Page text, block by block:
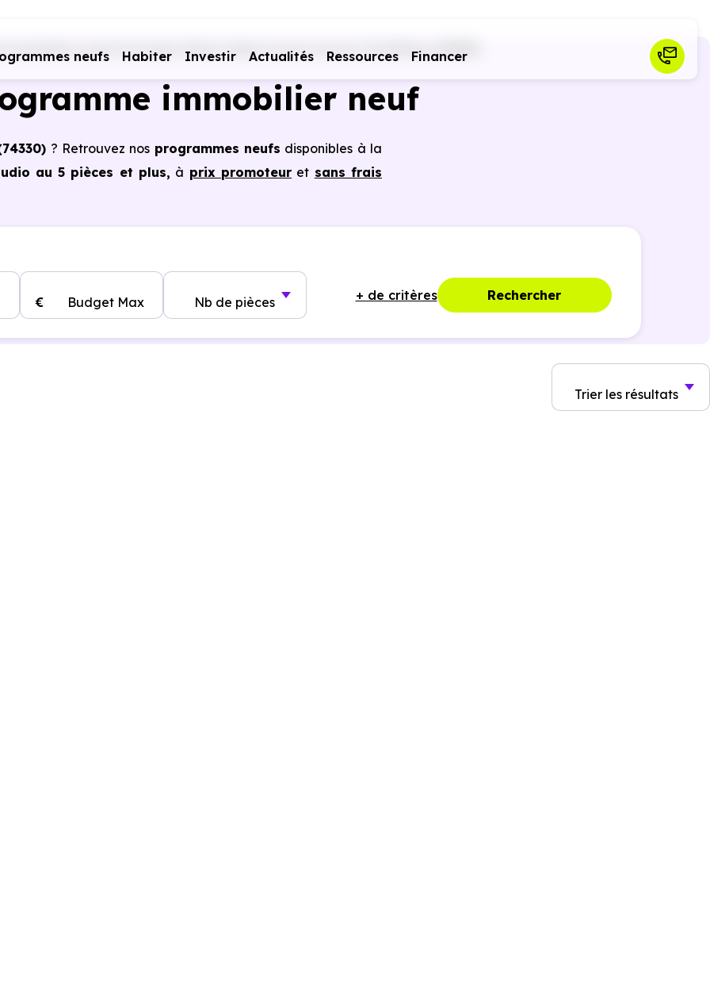
neufs Habiter Investir Actualités Ressources Financer
immobiliers neufs Auvergne-Rhône-Alpes Haute-Savoie (74) Poisy (74330)
immobilier neuf
? Retrouvez nos programmes neufs disponibles à la
au 5 pièces et plus, à prix promoteur et sans frais
Budget Max
€ Nb de pièces + de critères Rechercher
Trier les résultats